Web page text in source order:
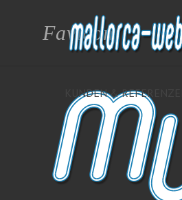
KUNDEN & REFERENZEN
Favicon